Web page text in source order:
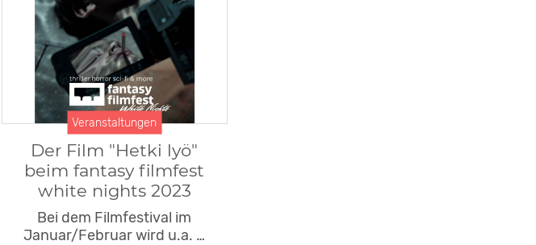
Veranstaltungen
Der Film "Hetki lyö"
beim fantasy filmfest
white nights 2023
Bei dem Filmfestival im
Januar/Februar wird u.a. …